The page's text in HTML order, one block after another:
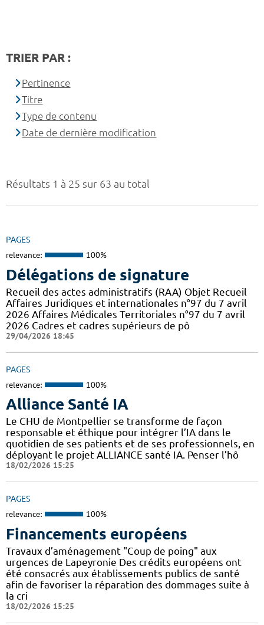
Résultats 1 à 25 sur 63 au total
PAGES
relevance: 100%
Délégations de signature
Recueil des actes administratifs (RAA) Objet Recueil
Affaires Juridiques et internationales n°97 du 7 avril
2026 Affaires Médicales Territoriales n°97 du 7 avril
2026 Cadres et cadres supérieurs de pô
29/04/2026 18:45
PAGES
relevance: 100%
Alliance Santé IA
Le CHU de Montpellier se transforme de façon
responsable et éthique pour intégrer l’IA dans le
quotidien de ses patients et de ses professionnels, en
déployant le projet ALLIANCE santé IA. Penser l’hô
18/02/2026 15:25
PAGES
relevance: 100%
Financements européens
Travaux d’aménagement "Coup de poing" aux
urgences de Lapeyronie Des crédits européens ont
été consacrés aux établissements publics de santé
afin de favoriser la réparation des dommages suite à
la cri
18/02/2026 15:25
TRIER PAR :
Pertinence
Titre
Type de contenu
Date de dernière modification